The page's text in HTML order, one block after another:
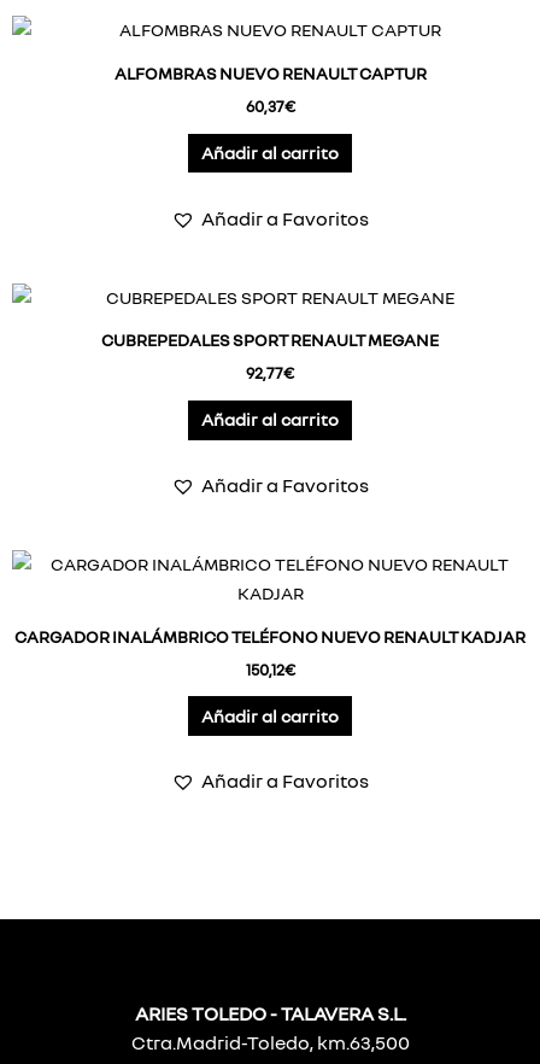
ALFOMBRAS NUEVO RENAULT CAPTUR
60,37€
Añadir al carrito
Añadir a Favoritos
CUBREPEDALES SPORT RENAULT MEGANE
92,77€
Añadir al carrito
Añadir a Favoritos
CARGADOR INALÁMBRICO TELÉFONO NUEVO RENAULT KADJAR
150,12€
Añadir al carrito
Añadir a Favoritos
ARIES TOLEDO - TALAVERA S.L.
Ctra.Madrid-Toledo, km.63,500